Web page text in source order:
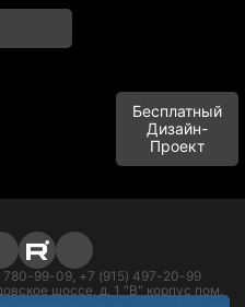
Бесплатный
Дизайн-
Проект
99-09, +7 (915) 497-20-99
шоссе, д. 1 "В" корпус пом.